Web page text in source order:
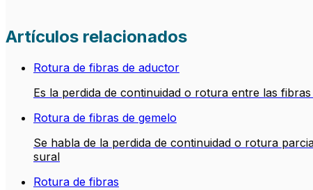
Artículos relacionados
Rotura de fibras de aductor
Es la perdida de continuidad o rotura entre las
Rotura de fibras de gemelo
Se habla de la perdida de continuidad o rotura
sural
Rotura de fibras